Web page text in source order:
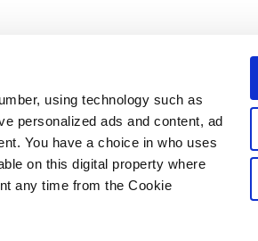
using technology such as
personalized ads and content, ad
You have a choice in who uses
on this digital property where
any time from the Cookie
зона
ваш выбор
Услуги
Зона загрузки
Территория